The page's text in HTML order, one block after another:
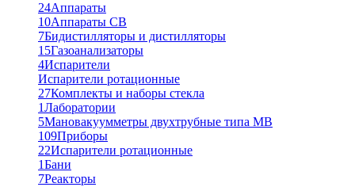
24Аппараты
10Аппараты СВ
7Бидистилляторы и дистилляторы
15Газоанализаторы
4Испарители
Испарители ротационные
27Комплекты и наборы стекла
1Лаборатории
5Мановакуумметры двухтрубные типа МВ
109Приборы
22Испарители ротационные
1Бани
7Реакторы